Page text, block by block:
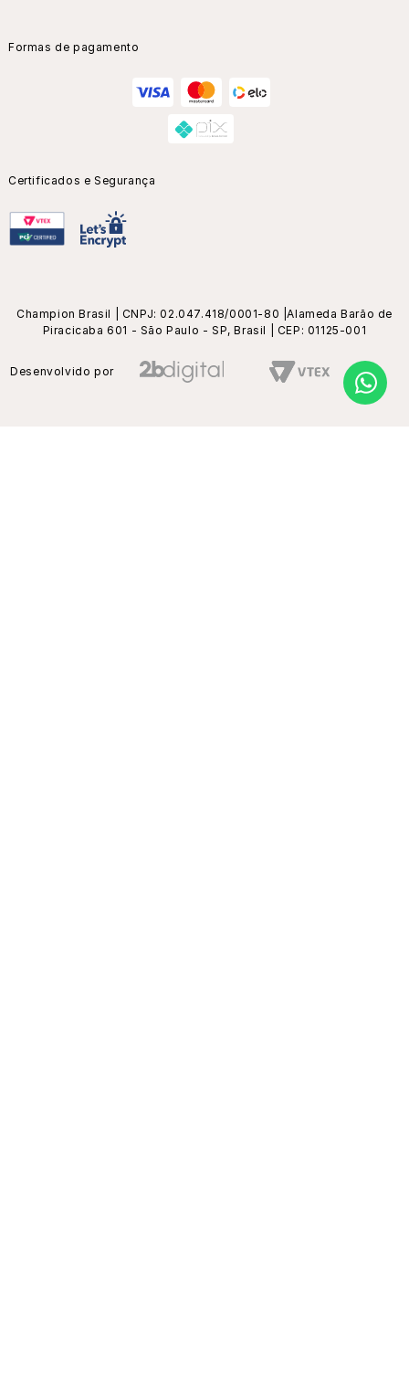
Formas de pagamento
Certificados e Segurança
Champion Brasil | CNPJ: 02.047.418/0001-80 |Alameda Barão de
Piracicaba 601 - São Paulo - SP, Brasil | CEP: 01125-001
Desenvolvido por